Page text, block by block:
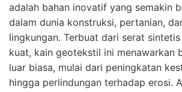
adalah bahan inovatif yang semakin
dalam dunia konstruksi, pertanian,
lingkungan. Terbuat dari serat
kuat, kain geotekstil ini menawarkan
luar biasa, mulai dari peningkatan
hingga perlindungan terhadap erosi.